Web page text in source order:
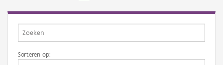
Sorteren op: